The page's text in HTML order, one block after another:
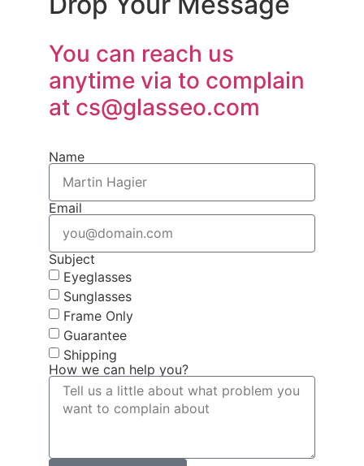
You can reach us
anytime via to complain
at cs@glasseo.com
Name
Email
Subject
Eyeglasses
Sunglasses
Frame Only
Guarantee
Shipping
How we can help you?